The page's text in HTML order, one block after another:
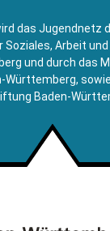
das Jugendnetz
Arbeit
und durch das
Württemberg,
Baden-